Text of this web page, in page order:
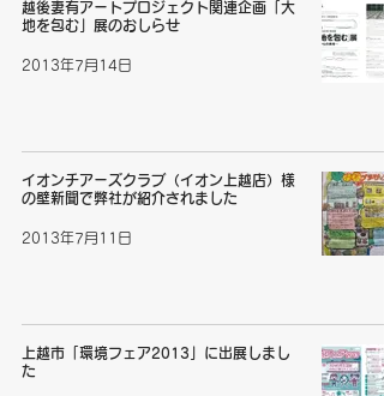
越後妻有アートプロジェクト関連企画「大
地を包む」展のおしらせ
2013年7月14日
イオンチアーズクラブ（イオン上越店）様
の壁新聞で弊社が紹介されました
2013年7月11日
上越市「環境フェア2013」に出展しまし
た